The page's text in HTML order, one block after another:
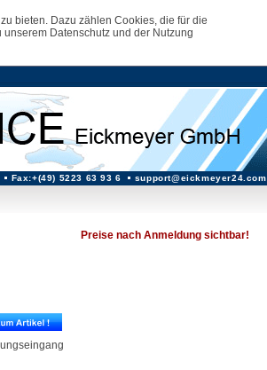
bieten. Dazu zählen Cookies, die für die
Datenschutz und der Nutzung
Fax:+(49) 5223 63 93 6 support@eickmeyer24.com
Preise nach Anmeldung sichtbar!